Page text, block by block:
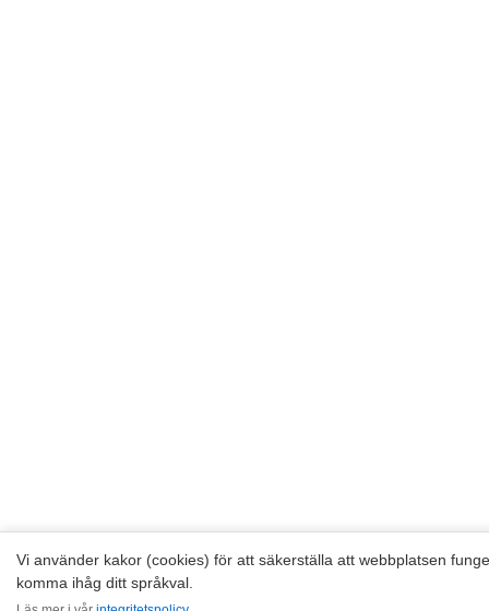
Vi använder kakor (cookies) för att säkerställa att webbplatsen
komma ihåg ditt språkval.